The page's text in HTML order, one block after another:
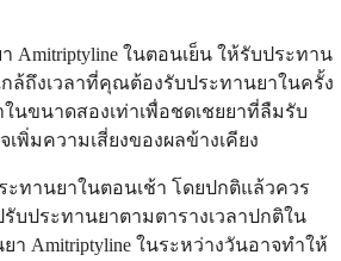
ในตอนเย็น ให้รับประทาน
ล้ถึงเวลาที่คุณต้องรับประทานยาในครั้ง
นขนาดสองเท่าเพื่อชดเชยยาที่ลืมรับ
พิ่มความเสี่ยงของผลข้างเคียง
ทานยาในตอนเช้า โดยปกติแล้วควร
บประทานยาตามตารางเวลาปกติใน
า Amitriptyline ในระหว่างวันอาจทำให้